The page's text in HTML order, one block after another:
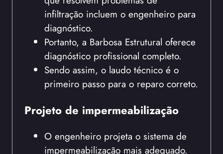
infiltração incluem o engenheiro para
diagnóstico.
Portanto, a Barbosa Estrutural oferece
diagnóstico profissional completo.
Sendo assim, o laudo técnico é o
primeiro passo para o reparo correto.
Projeto de impermeabilização
O engenheiro projeta o sistema de
impermeabilização mais adequado.